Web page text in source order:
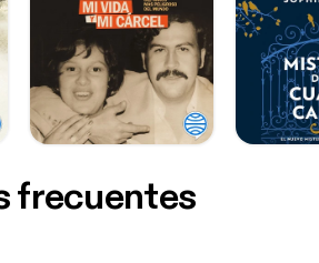
frecuentes